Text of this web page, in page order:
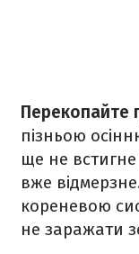
Перекопайте
пізньою
ще не встигне
вже
кореневою
не заражати